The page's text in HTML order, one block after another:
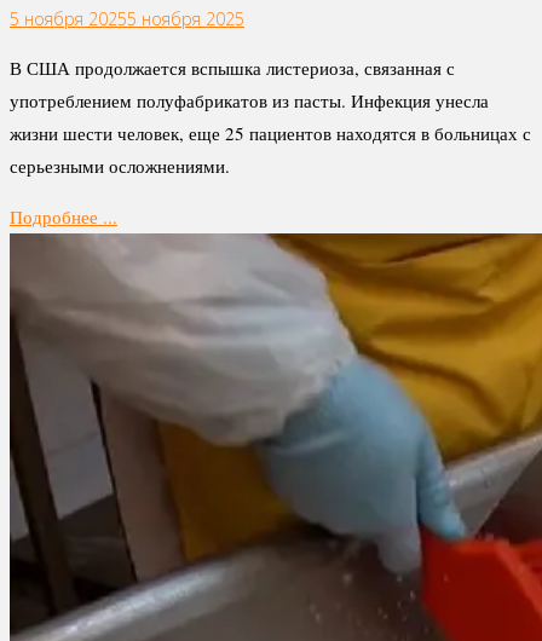
5 ноября 20255 ноября 2025
В США продолжается вспышка листериоза, связанная с
употреблением полуфабрикатов из пасты. Инфекция унесла
жизни шести человек, еще 25 пациентов находятся в больницах с
серьезными осложнениями.
Подробнее ...